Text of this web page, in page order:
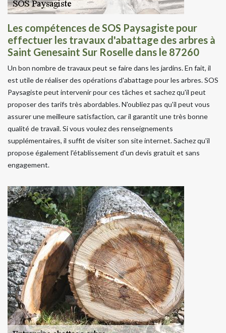
Les compétences de SOS Paysagiste pour
effectuer les travaux d'abattage des arbres à
Saint Genesaint Sur Roselle dans le 87260
Un bon nombre de travaux peut se faire dans les jardins. En fait, il
est utile de réaliser des opérations d'abattage pour les arbres. SOS
Paysagiste peut intervenir pour ces tâches et sachez qu'il peut
proposer des tarifs très abordables. N'oubliez pas qu'il peut vous
assurer une meilleure satisfaction, car il garantit une très bonne
qualité de travail. Si vous voulez des renseignements
supplémentaires, il suffit de visiter son site internet. Sachez qu'il
propose également l'établissement d'un devis gratuit et sans
engagement.